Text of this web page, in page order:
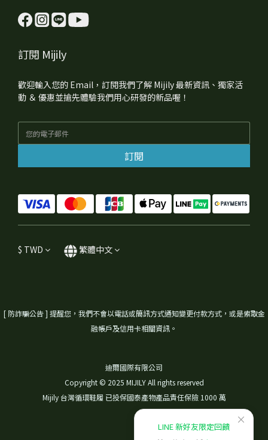
訂閱 Mijily
歡迎輸入您的 Email，訂閱我們了解 Mijily 最新資訊、獨家活
動 ＆ 優惠並搶先體驗我們用心研發的新品喔！
訂閱
$ TWD 繁體中文
[ 防詐騙公告 ] 提醒您，我們不會以電話或簡訊方式通知變更付款方式，或是索取金
融帳戶及信用卡相關資訊。
迪爾國際有限公司
Copyright © 2025 MIJILY All rights reserved
Mijily 台灣循環鞋履 已投保國泰產物產品責任保險 1000 萬
×
LINE 新好友限定回饋